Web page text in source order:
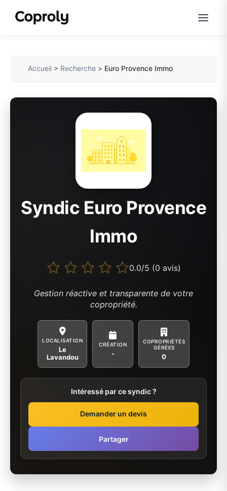
Accueil > Recherche > Euro Provence Immo
Syndic Euro Provence
Immo
0.0/5 (0 avis)
Gestion réactive et transparente de votre
copropriété.
LOCALISATION
Le
Lavandou
CRÉATION
-
COPROPRIÉTÉS
GÉRÉES
0
Intéressé par ce syndic ?
Demander un devis
Partager